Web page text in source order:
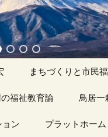
まちづくりと市民
アーカイブ（１）
福祉教育論
（１）
鳥居一
アー
ン プラットホーム